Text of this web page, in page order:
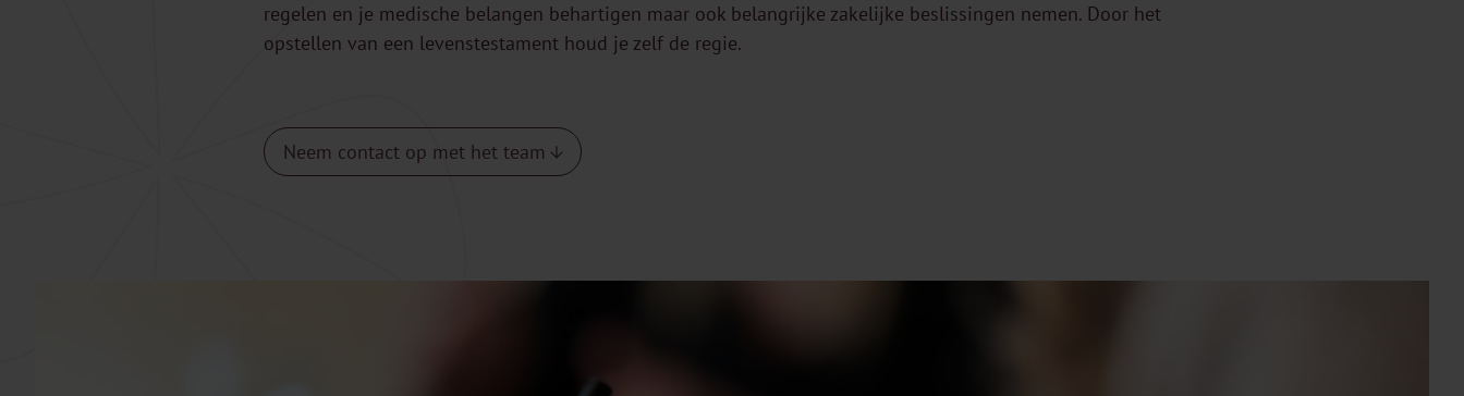
regelen en je medische belangen behartigen maar ook belangrijke zakelijke beslissingen nemen. Door het
opstellen van een levenstestament houd je zelf de regie.
Neem contact op met het team